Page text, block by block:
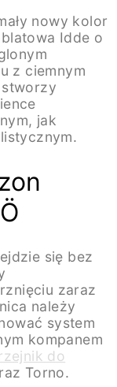
nowy kolor
Idde o
z ciemnym
stworzy
jak
się bez
zaraz
należy
system
kompanem
do
Torno.